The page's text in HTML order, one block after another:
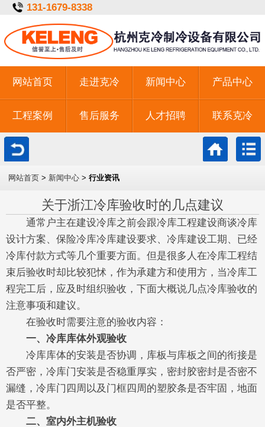
131-1679-8338
网站首页 走进克冷 新闻中心 产品中心
工程案例 售后服务 人才招聘 联系克冷
一键拨号
网站首页 > 新闻中心 > 行业资讯
关于浙江冷库验收时的几点建议
通常户主在建设冷库之前会跟冷库工程建设商谈冷库
设计方案、保险冷库冷库建设要求、冷库建设工期、已经
冷库付款方式等几个重要方面。但是很多人在冷库工程结
束后验收时却比较犯怵，作为承建方和使用方，当冷库工
程完工后，应及时组织验收，下面大概说几点冷库验收的
注意事项和建议。
在验收时需要注意的验收内容：
一、冷库库体外观验收
冷库库体的安装是否协调，库板与库板之间的衔接是
否严密，冷库门安装是否稳重厚实，密封胶密封是否密不
漏缝，冷库门四周以及门框四周的塑胶条是否牢固，地面
是否平整。
二、室内外主机验收